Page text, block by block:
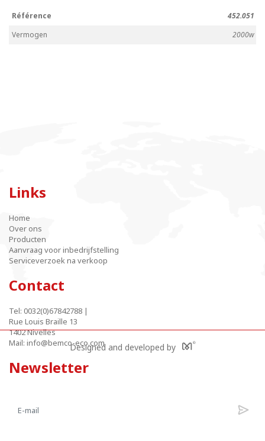
Référence
452.051
Vermogen
2000w
Links
Home
Over ons
Producten
Aanvraag voor inbedrijfstelling
Serviceverzoek na verkoop
Contact
Tel: 0032(0)67842788 |
Rue Louis Braille 13
1402 Nivelles
Mail: info@bemco-eco.com
Newsletter
Designed and developed by